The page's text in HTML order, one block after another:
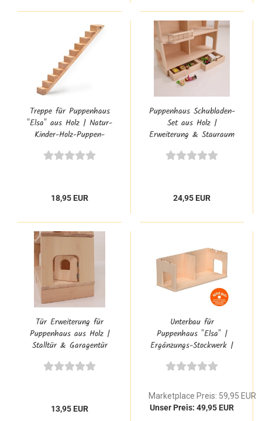
Treppe für Puppenhaus
"Elsa" aus Holz | Natur-
Kinder-Holz-Puppen-
18,95 EUR
Puppenhaus Schubladen-
Set aus Holz |
Erweiterung & Stauraum
24,95 EUR
Tür Erweiterung für
Puppenhaus aus Holz |
Stalltür & Garagentür
ELSA
13,95 EUR
Unterbau für
Puppenhaus "Elsa" |
Ergänzungs-Stockwerk |
Marketplace Preis: 59,95 EUR
Unser Preis: 49,95 EUR